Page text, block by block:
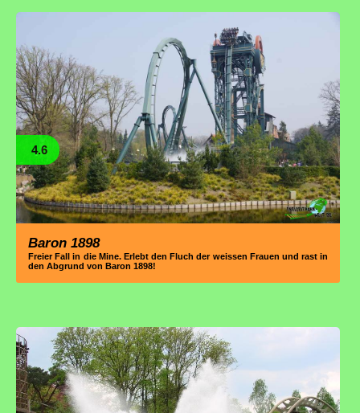
4.6
Baron 1898
Freier Fall in die Mine. Erlebt den Fluch der weissen Frauen und rast in
den Abgrund von Baron 1898!